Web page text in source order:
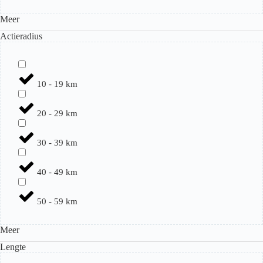
Meer
Actieradius
10 - 19 km
20 - 29 km
30 - 39 km
40 - 49 km
50 - 59 km
Meer
Lengte